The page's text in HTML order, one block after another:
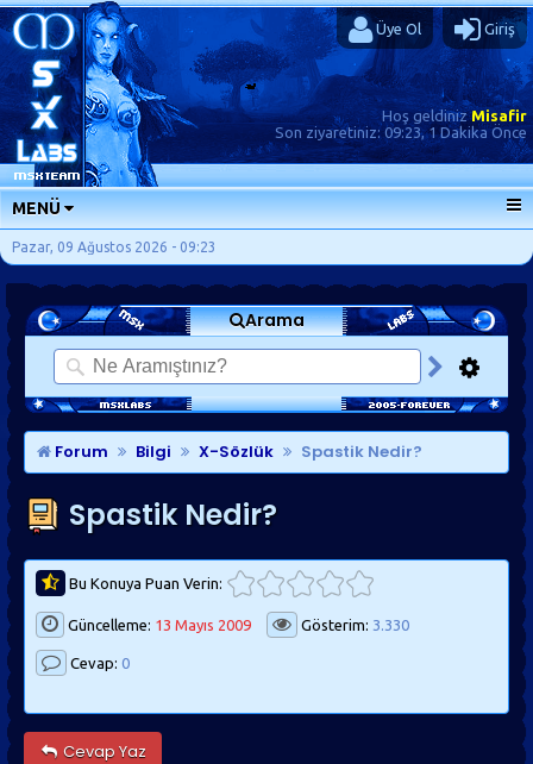
Üye Ol Giriş
Hoş geldinizMisafir
Son ziyaretiniz: 09:23, 1 Dakika Önce
MENÜ
ANA SAYFA
FORUMLAR
SORU-CEVAP
GÜNLÜKLER
SON MESAJLAR
KISAYOLLAR
Pazar, 09 Ağustos 2026 - 09:23
Arama
Forum Bilgi X-Sözlük Spastik Nedir?
Spastik Nedir?
Bu Konuya Puan Verin:
Güncelleme: 13 Mayıs 2009 Gösterim: 3.330
Cevap: 0
Cevap Yaz